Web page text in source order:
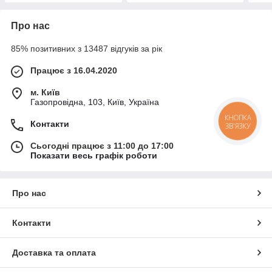
Про нас
85% позитивних з 13487 відгуків за рік
Працює з 16.04.2020
м. Київ
Газопровідна, 103, Київ, Україна
Контакти
Сьогодні працює з 11:00 до 17:00
Показати весь графік роботи
Про нас
Контакти
Доставка та оплата
КНОПКА
ЗВ'ЯЗКУ